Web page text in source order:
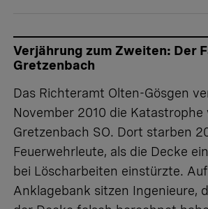
Verjährung zum Zweiten: Der
Gretzenbach
Das Richteramt Olten-Gösgen
November 2010 die Katastrophe
Gretzenbach SO. Dort starben
Feuerwehrleute, als die Decke
bei Löscharbeiten einstürzte.
Anklagebank sitzen Ingenieure,